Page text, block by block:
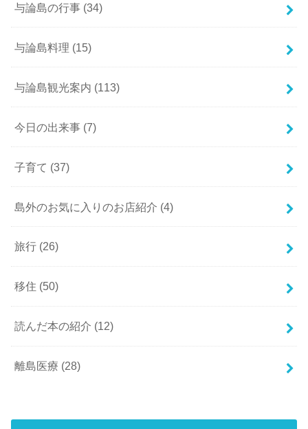
与論島の行事 (34)
与論島料理 (15)
与論島観光案内 (113)
今日の出来事 (7)
子育て (37)
島外のお気に入りのお店紹介 (4)
旅行 (26)
移住 (50)
読んだ本の紹介 (12)
離島医療 (28)